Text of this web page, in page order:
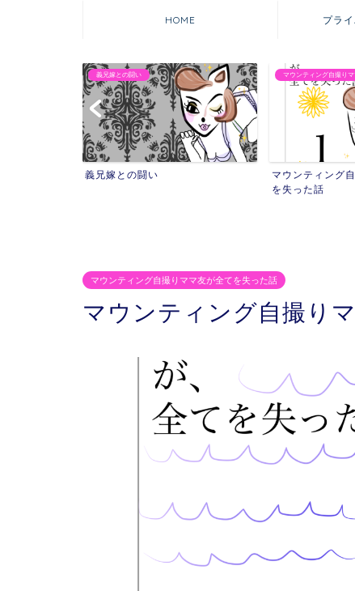
HOME プラ
義兄嫁との闘い
義兄嫁との闘い
マウンティング自撮り
マウンティング
を失った話
マウンティング自撮りママ友が全てを失った話
マウンティング自撮り